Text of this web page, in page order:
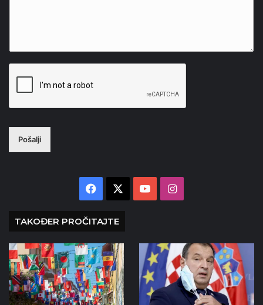
Pošalji
Facebook YouTubeInstagram
TAKOĐER PROČITAJTE